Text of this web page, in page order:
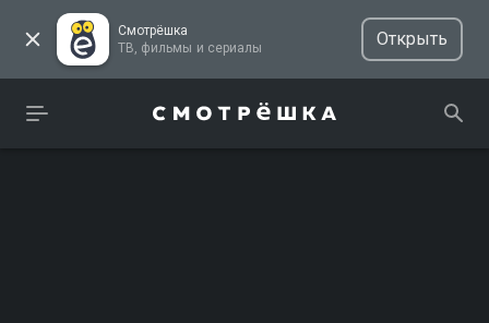
Смотрёшка
ТВ, фильмы и сериалы
Открыть